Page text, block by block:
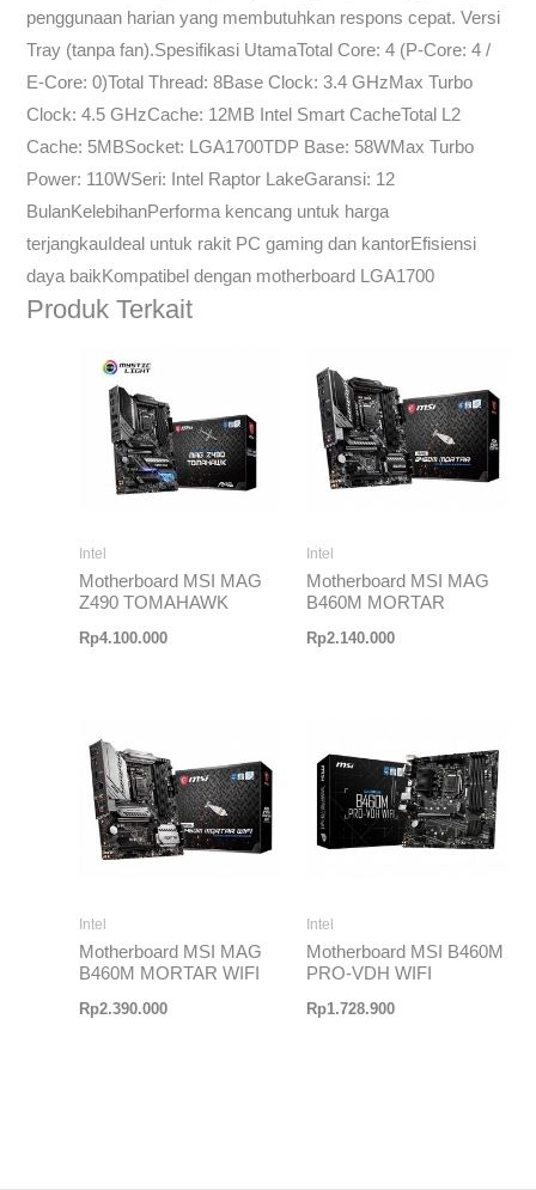
penggunaan harian yang membutuhkan respons cepat. Versi
Tray (tanpa fan).Spesifikasi UtamaTotal Core: 4 (P-Core: 4 /
E-Core: 0)Total Thread: 8Base Clock: 3.4 GHzMax Turbo
Clock: 4.5 GHzCache: 12MB Intel Smart CacheTotal L2
Cache: 5MBSocket: LGA1700TDP Base: 58WMax Turbo
Power: 110WSeri: Intel Raptor LakeGaransi: 12
BulanKelebihanPerforma kencang untuk harga
terjangkauIdeal untuk rakit PC gaming dan kantorEfisiensi
daya baikKompatibel dengan motherboard LGA1700
Produk Terkait
Intel
Motherboard MSI MAG
Z490 TOMAHAWK
Rp4.100.000
Intel
Motherboard MSI MAG
B460M MORTAR
Rp2.140.000
Intel
Motherboard MSI MAG
B460M MORTAR WIFI
Rp2.390.000
Intel
Motherboard MSI B460M
PRO-VDH WIFI
Rp1.728.900